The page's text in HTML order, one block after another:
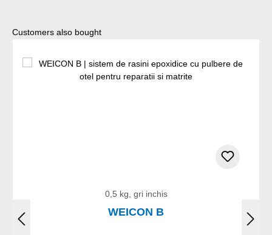
Sari peste galeria de produse
Customers also bought
0,5 kg, gri inchis
WEICON B